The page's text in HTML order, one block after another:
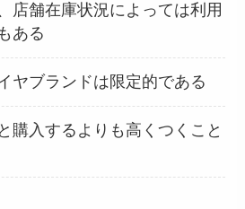
店舗在庫状況によっては利用
ある
ヤブランドは限定的である
購入するよりも高くつくこと